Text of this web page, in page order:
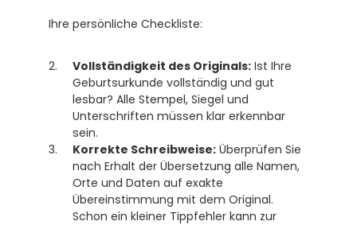
Ihre persönliche Checkliste:
Vollständigkeit des Originals: Ist Ihre
Geburtsurkunde vollständig und gut
lesbar? Alle Stempel, Siegel und
Unterschriften müssen klar erkennbar
sein.
Korrekte Schreibweise: Überprüfen Sie
nach Erhalt der Übersetzung alle Namen,
Orte und Daten auf exakte
Übereinstimmung mit dem Original.
Schon ein kleiner Tippfehler kann zur